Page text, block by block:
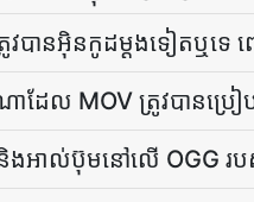
បាន​អ៊ិនកូដ​ម្ដង​ទៀត​ឬ​ទេ
ដែល MOV ត្រូវ​បាន​ប្រ
ង​អាល់ប៊ុម​នៅ​លើ OGG រប